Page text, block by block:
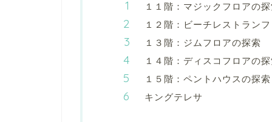
１１階：マジックフロアの
１２階：ビーチレストラン
１３階：ジムフロアの探索
１４階：ディスコフロアの
１５階：ペントハウスの探索
キングテレサ